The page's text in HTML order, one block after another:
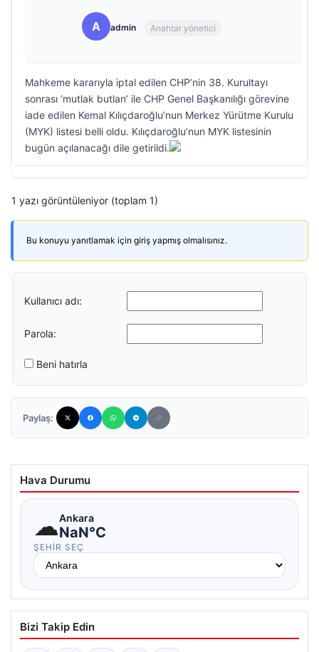
A admin Anahtar yönetici
Mahkeme kararıyla iptal edilen CHP’nin 38. Kurultayı
sonrası ‘mutlak butlan’ ile CHP Genel Başkanılığı görevine
iade edilen Kemal Kılıçdaroğlu’nun Merkez Yürütme Kurulu
(MYK) listesi belli oldu. Kılıçdaroğlu’nun MYK listesinin
bugün açılanacağı dile getirildi.
1 yazı görüntüleniyor (toplam 1)
Bu konuyu yanıtlamak için giriş yapmış olmalısınız.
Kullanıcı adı:
Parola:
Beni hatırla
Paylaş:
Hava Durumu
☁Ankara
NaN°C
ŞEHIR SEÇ
Bizi Takip Edin